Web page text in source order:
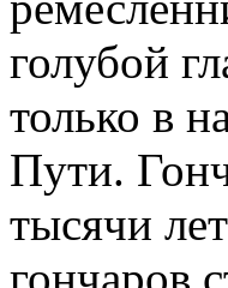
голубой
только в
Пути.
тысячи
гончаров